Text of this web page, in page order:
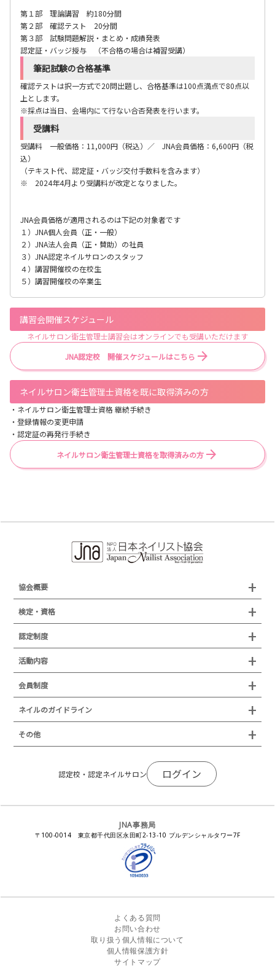
第１部 理論講習 約180分間
第２部 確認テスト 20分間
第３部 試験問題解説・まとめ・成績発表
認定証・バッジ授与 （不合格の場合は補習受講）
筆記試験の合格基準
確認テストは択一方式で20問出題し、合格基準は100点満点で80点以
上とします。
※採点は当日、会場内にて行ない合否発表を行います。
受講料
受講料 一般価格：11,000円（税込）／ JNA会員価格：6,600円（税
込）
（テキスト代、認定証・バッジ交付手数料を含みます）
※ 2024年4月より受講料が改定となりました。
JNA会員価格が適用されるのは下記の対象者です
１）JNA個人会員（正・一般）
２）JNA法人会員（正・賛助）の社員
３）JNA認定ネイルサロンのスタッフ
４）講習開催校の在校生
５）講習開催校の卒業生
講習会開催スケジュール
ネイルサロン衛生管理士講習会はオンラインでも受講いただけます
JNA認定校 開催スケジュールはこちら
ネイルサロン衛生管理士資格を既に取得済みの方
・ネイルサロン衛生管理士資格 継続手続き
・登録情報の変更申請
・認定証の再発行手続き
ネイルサロン衛生管理士資格を取得済みの方
協会概要
組織概要
所在地
プレスリリース
叙勲・褒章・受賞・表彰
通常総会について
検定・資格
検定試験
JNAフットケア理論検定試験
ネイリスト技能検定試験（JNEC主催）
JNAネイリスト技能検定国際試験
JNAネイリストキャリアパス講習会
JNAオフィシャル教材
認定制度
認定制度
認定校
活動内容
ネイルエキスポ
ネイルオブザイヤー
全日本ネイリスト選手権・地区大会
11月ネイル月間
セミナー
セミナー
JNAスーパーライブ
ネイルサロン衛生管理士講習会
JNAネイルサロン等化学物質管理講習会
ネイルサロン向けセミナー
ネイルトレンド
ネイルトレンド
トレンドプロジェクトメンバー
会員制度
会員制度
法人会員
ネイルのガイドライン
新型コロナ感染症関連
コンプライアンス／法令遵守
瞬間接着剤の使用について
EUにおけるTPO成分を含む化粧品の市場提供禁止について
景品表示法に基づく措置命令について
その他
サポートネイルサロン制度
教材・書籍・刊行物
認定校・認定ネイルサロン ログイン
JNA事務局
〒100-0014 東京都千代田区永田町2-13-10 プルデンシャルタワー7F
よくある質問
お問い合わせ
取り扱う個人情報について
個人情報保護方針
サイトマップ